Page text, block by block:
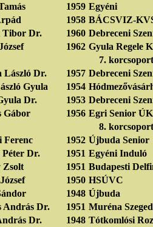
1959 Egyéni
1958 BÁCSVIZ-
Tibor Dr. 1960 Debreceni
1962 Gyula Regele
7.
László Dr. 1957 Debreceni
Gyula 1954
Dr. 1953 Debreceni
Gábor 1956 Egri Senior ÚK
8.
Ferenc 1952 Újbuda Senior
Péter Dr. 1951 Egyéni Induló
Zsolt 1951 Budapesti
1950 HSÚVC
1948 Újbuda
András Dr. 1951 Muréna Szeged
Dr. 1948 Tótkomlósi